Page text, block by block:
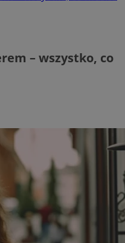
– wszystko, co